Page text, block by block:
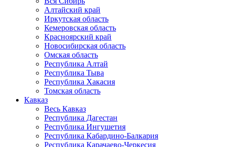
Алтайский край
Иркутская область
Кемеровская область
Красноярский край
Новосибирская область
Омская область
Республика Алтай
Республика Тыва
Республика Хакасия
Томская область
Кавказ
Весь Кавказ
Республика Дагестан
Республика Ингушетия
Республика Кабардино-Балкария
Республика Карачаево-Черкесия